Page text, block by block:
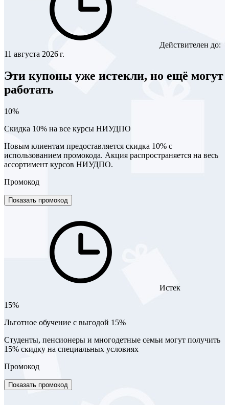
Действителен до:
11 августа 2026 г.
Эти купоны уже истекли, но ещё могут
работать
10%
Скидка 10% на все курсы НИУДПО
Новым клиентам предоставляется скидка 10% с
использованием промокода. Акция распространяется на весь
ассортимент курсов НИУДПО.
Промокод
Показать промокод
Истек
15%
Льготное обучение с выгодой 15%
Студенты, пенсионеры и многодетные семьи могут получить
15% скидку на специальных условиях
Промокод
Показать промокод